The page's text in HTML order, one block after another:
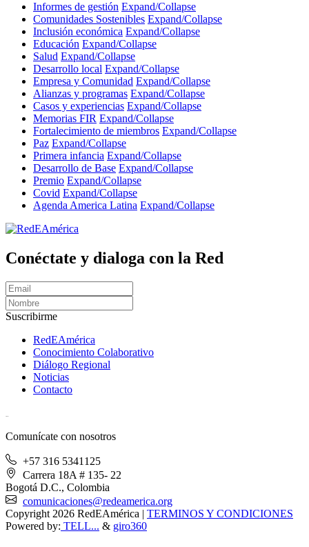
Informes de gestión Expand/Collapse
Comunidades Sostenibles Expand/Collapse
Inclusión económica Expand/Collapse
Educación Expand/Collapse
Salud Expand/Collapse
Desarrollo local Expand/Collapse
Empresa y Comunidad Expand/Collapse
Alianzas y programas Expand/Collapse
Casos y experiencias Expand/Collapse
Memorias FIR Expand/Collapse
Fortalecimiento de miembros Expand/Collapse
Paz Expand/Collapse
Primera infancia Expand/Collapse
Desarrollo de Base Expand/Collapse
Premio Expand/Collapse
Covid Expand/Collapse
Agenda America Latina Expand/Collapse
Conéctate y dialoga con la Red
Suscribirme
RedEAmérica
Conocimiento Colaborativo
Diálogo Regional
Noticias
Contacto
Comunícate con nosotros
+57 316 5341125
Carrera 18A # 135- 22
Bogotá D.C., Colombia
comunicaciones@redeamerica.org
Copyright 2026 RedEAmérica | TERMINOS Y CONDICIONES
Powered by: TELL... & giro360